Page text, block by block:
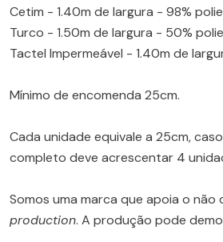
Cetim - 1.40m de largura - 98%
Turco - 1.50m de largura - 50%
Tactel Impermeável - 1.40m de
Mínimo de encomenda 25cm.
Cada unidade equivale a 25cm,
completo deve acrescentar 4
Somos uma marca que apoia o não
production. A produção pode